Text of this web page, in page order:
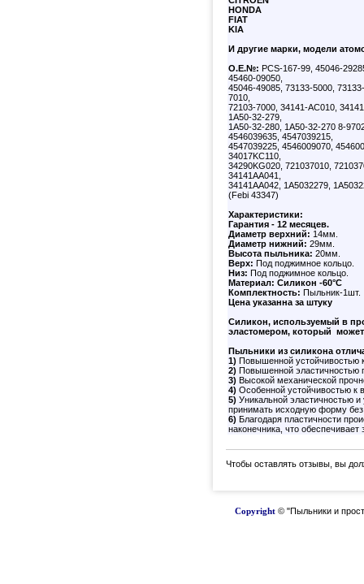
HONDA
FIAT
KIA
И другие марки, модели
О.Е.№: PCS-167-99, 45046-
45460-09050,
45046-49085, 73133-5000,
7010,
72103-7000, 34141-AC010,
1A50-32-279,
1A50-32-280, 1A50-32-270 8-
4546039635, 4547039215,
4547039225, 4546009070,
34017KC110,
34290KG020, 721037010,
34141AA041,
34141AA042, 1A5032279,
(Febi 43347)
Характеристики:
Гарантия - 12 месяцев.
Диаметр верхний: 14мм.
Диаметр нижний: 29мм.
Высота пыльника: 20мм.
Верх: Под поджимное кольцо.
Низ: Под поджимное кольцо.
Материал: Силикон -60°C
Комплектность: Пыльник-1шт.
Цена указанна за штуку
Силикон, используемый в
эластомером, который
Пыльники из силикона
1) Повышенной устойчивостью
2) Повышенной эластичностью
3) Высокой механической
4) Особенной устойчивостью к
5) Уникальной эластичностью и
принимать исходную форму
6) Благодаря пластичности
наконечника, что
Чтобы оставлять отзывы, вы
Copyright © "Пыльники и